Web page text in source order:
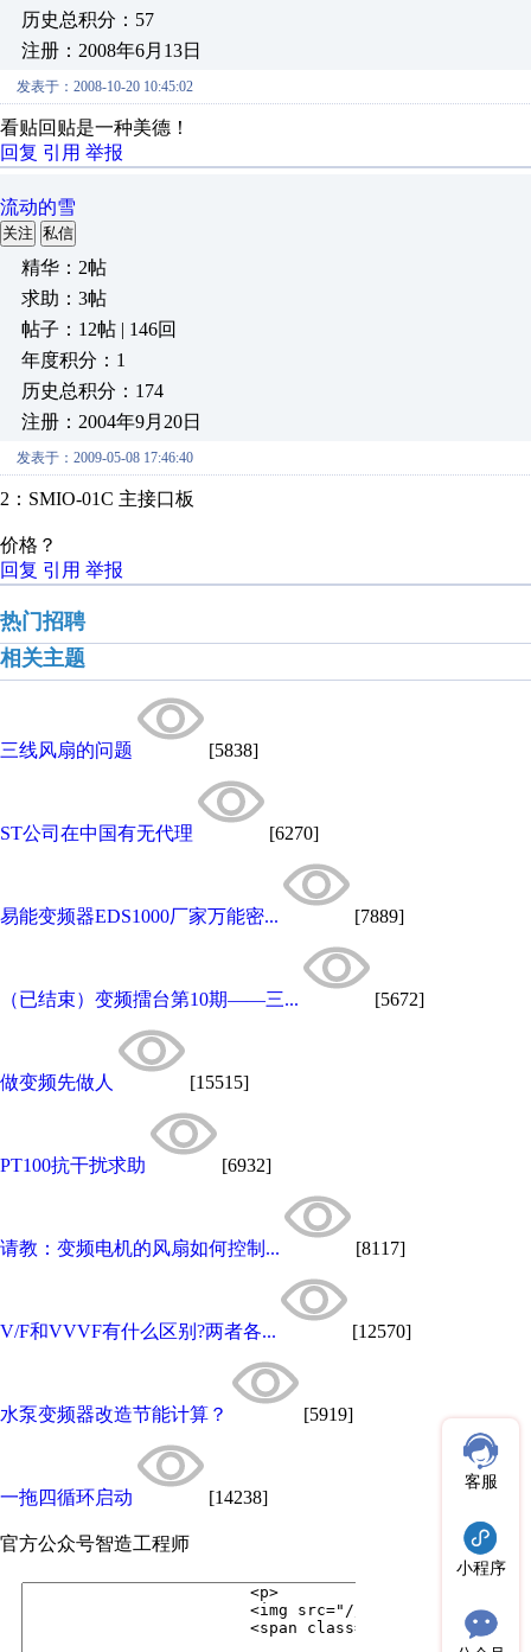
历史总积分：57
注册：2008年6月13日
发表于：2008-10-20 10:45:02
看贴回贴是一种美德！
回复 引用 举报
流动的雪
关注 私信
精华：2帖
求助：3帖
帖子：12帖 | 146回
年度积分：1
历史总积分：174
注册：2004年9月20日
发表于：2009-05-08 17:46:40
2：SMIO-01C 主接口板
价格？
回复 引用 举报
热门招聘
相关主题
三线风扇的问题 [5838]
ST公司在中国有无代理 [6270]
易能变频器EDS1000厂家万能密... [7889]
（已结束）变频擂台第10期——三... [5672]
做变频先做人 [15515]
PT100抗干扰求助 [6932]
请教：变频电机的风扇如何控制... [8117]
V/F和VVVF有什么区别?两者各... [12570]
水泵变频器改造节能计算？ [5919]
一拖四循环启动 [14238]
官方公众号智造工程师
客服
小程序